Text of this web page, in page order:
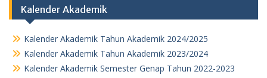
Kalender Akademik
Kalender Akademik Tahun Akademik 2024/2025
Kalender Akademik Tahun Akademik 2023/2024
Kalender Akademik Semester Genap Tahun 2022-2023